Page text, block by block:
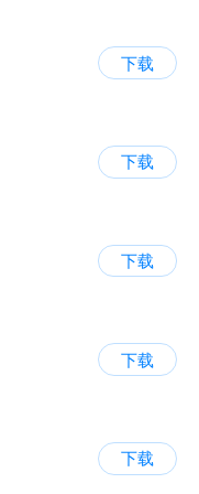
下载
下载
下载
下载
下载